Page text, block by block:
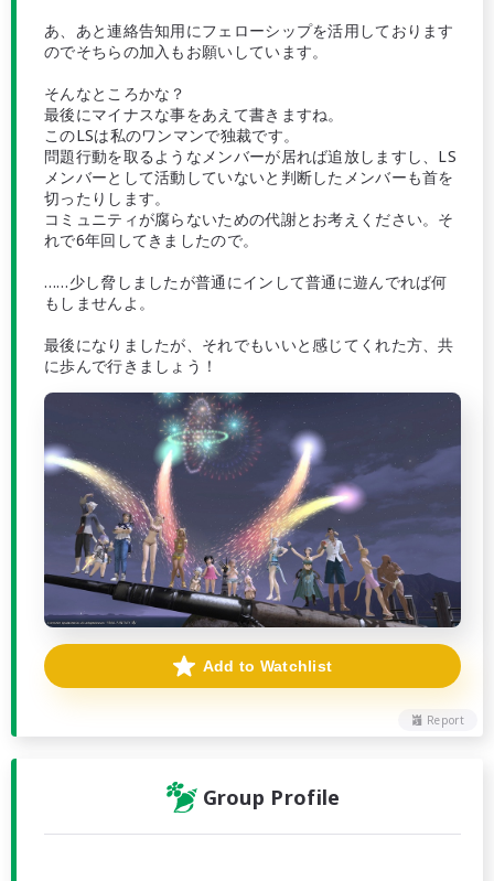
あ、あと連絡告知用にフェローシップを活用しております
のでそちらの加入もお願いしています。
そんなところかな？
最後にマイナスな事をあえて書きますね。
このLSは私のワンマンで独裁です。
問題行動を取るようなメンバーが居れば追放しますし、LS
メンバーとして活動していないと判断したメンバーも首を
切ったりします。
コミュニティが腐らないための代謝とお考えください。そ
れで6年回してきましたので。
……少し脅しましたが普通にインして普通に遊んでれば何
もしませんよ。
最後になりましたが、それでもいいと感じてくれた方、共
に歩んで行きましょう！
Report
Add to Watchlist
Group Profile